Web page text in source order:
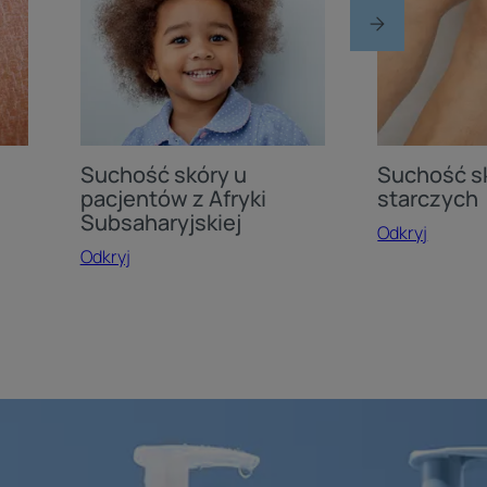
pacjentów
Afryki
Subsaharyjskiej
Suchość skóry u
pacjentów z Afryki
Subsaharyjskiej
Odkryj
osób
starczych
Suchość
starczych
Odkryj